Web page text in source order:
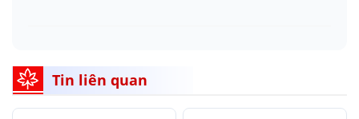
Tin liên quan